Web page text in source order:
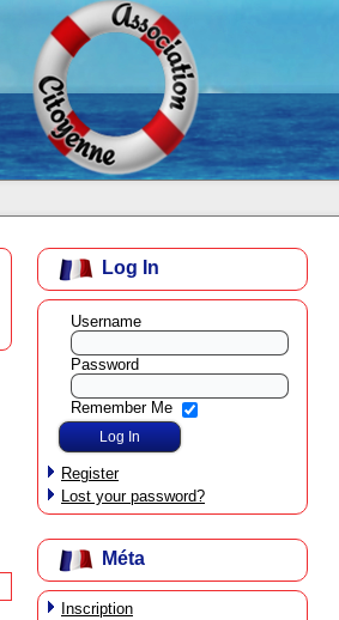
Log In
Username
Password
Remember Me
Register
Lost your password?
Méta
Inscription